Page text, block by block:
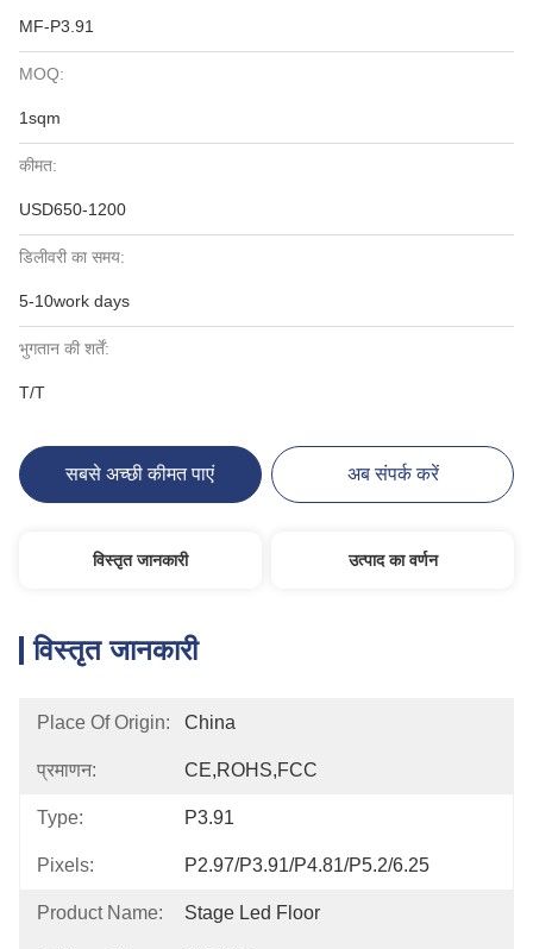
MF-P3.91
MOQ:
1sqm
कीमत:
USD650-1200
डिलीवरी का समय:
5-10work days
भुगतान की शर्तें:
T/T
सबसे अच्छी कीमत पाएं अब संपर्क करें
विस्तृत जानकारी उत्पाद का वर्णन
विस्तृत जानकारी
Place Of Origin: China
प्रमाणन: CE,ROHS,FCC
Type: P3.91
Pixels: P2.97/P3.91/P4.81/P5.2/6.25
Product Name: Stage Led Floor